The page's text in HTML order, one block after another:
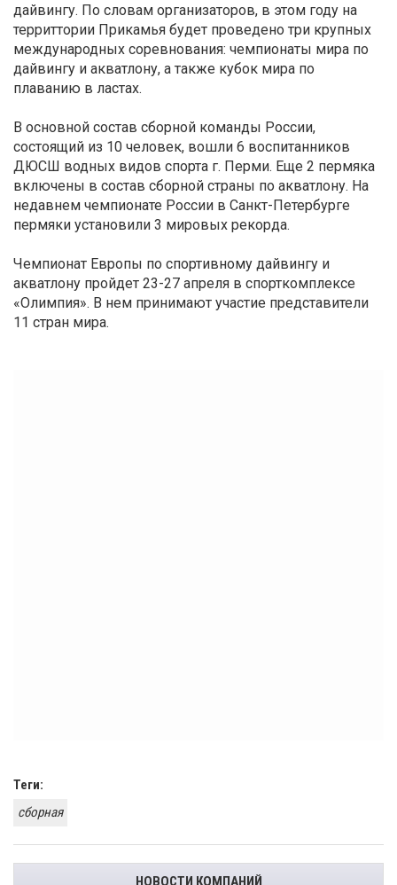
дайвингу. По словам организаторов, в этом году на
территтории Прикамья будет проведено три крупных
международных соревнования: чемпионаты мира по
дайвингу и акватлону, а также кубок мира по
плаванию в ластах.
В основной состав сборной команды России,
состоящий из 10 человек, вошли 6 воспитанников
ДЮСШ водных видов спорта г. Перми. Еще 2 пермяка
включены в состав сборной страны по акватлону. На
недавнем чемпионате России в Санкт-Петербурге
пермяки установили 3 мировых рекорда.
Чемпионат Европы по спортивному дайвингу и
акватлону пройдет 23-27 апреля в спорткомплексе
«Олимпия». В нем принимают участие представители
11 стран мира.
Теги:
сборная
НОВОСТИ КОМПАНИЙ